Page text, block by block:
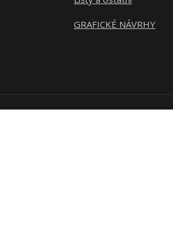
GRAFICKÉ NÁVRHY